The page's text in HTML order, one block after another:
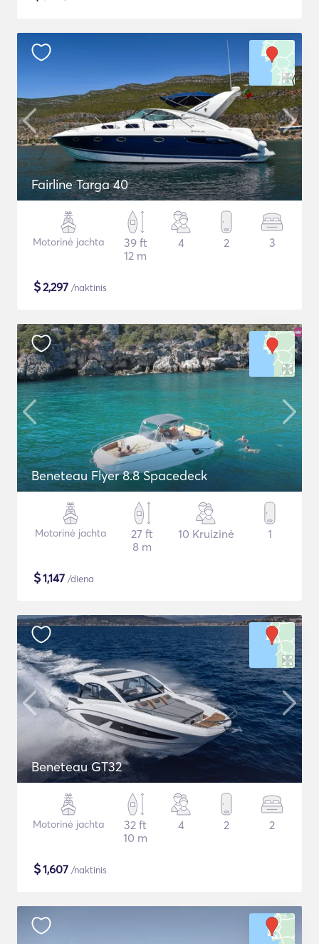
Fairline Targa 40
Motorinė jachta
39 ft
12 m
4 2 3
$2,297 /naktinis
Beneteau Flyer 8.8 Spacedeck
Motorinė jachta
27 ft
8 m
10 Kruizinė 1
$1,147 /diena
Beneteau GT32
Motorinė jachta
32 ft
10 m
4 2 2
$1,607 /naktinis